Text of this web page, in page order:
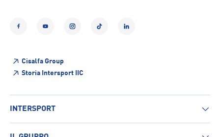
YouTubeInstagramTikTok LinkedIn
Cisalfa Group
Storia Intersport IIC
INTERSPORT